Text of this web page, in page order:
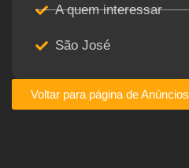
A quem interessar
São José
Voltar para página de Anúncios